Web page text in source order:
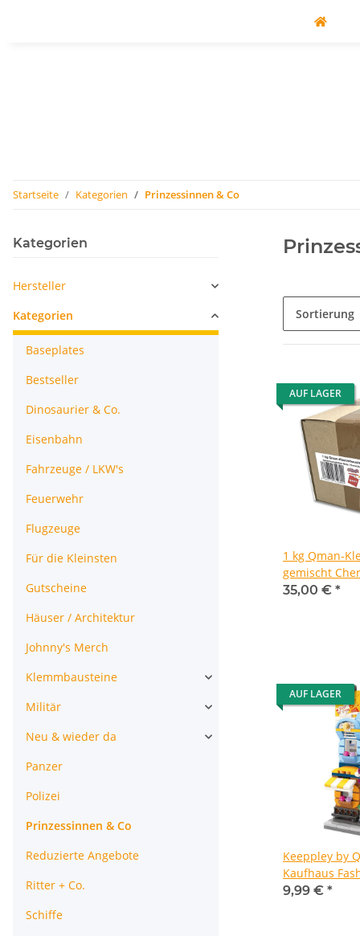
Startseite Kategorien Prinzessinnen & Co
Sortierung
AUF LAGER
1 kg Qman-
gemischt
(Konvolut)
35,00 € *
AUF LAGER
Keeppley by
Kaufhaus
Store
9,99 € *
Kategorien
Hersteller
Kategorien
Baseplates
Bestseller
Dinosaurier & Co.
Eisenbahn
Fahrzeuge / LKW's
Feuerwehr
Flugzeuge
Für die Kleinsten
Gutscheine
Häuser / Architektur
Johnny's Merch
Klemmbausteine
Militär
Neu & wieder da
Panzer
Polizei
Prinzessinnen & Co
Reduzierte Angebote
Ritter + Co.
Schiffe